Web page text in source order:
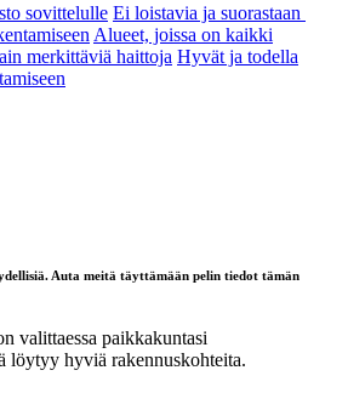
sovittelulle Ei loistavia ja suorastaan ​​
Alueet, joissa on kaikki
merkittäviä haittoja Hyvät ja todella
Auta meitä täyttämään pelin tiedot tämän
valittaessa paikkakuntasi
löytyy hyviä rakennuskohteita.